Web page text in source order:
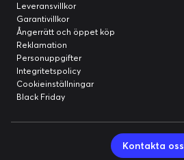
Leveransvillkor
Garantivillkor
Ångerrätt och öppet köp
Reklamation
Personuppgifter
Integritetspolicy
Cookieinställningar
Black Friday
Kontakta oss